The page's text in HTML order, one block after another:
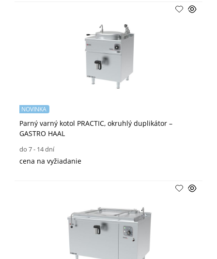
Parný varný kotol PRACTIC, okruhlý duplikátor –
GASTRO HAAL
NOVINKA
do 7 - 14 dní
cena na vyžiadanie